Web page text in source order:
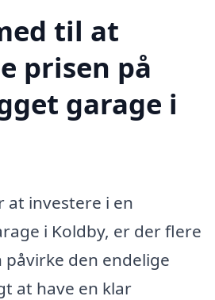
til at
prisen på
garage i
at investere i en
i Koldby, er der flere
den endelige
at have en klar